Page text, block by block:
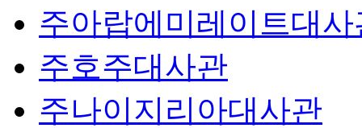
주아랍에미레이트대사
주호주대사관
주나이지리아대사관